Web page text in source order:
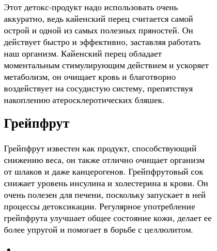
Этот детокс-продукт надо использовать очень
аккуратно, ведь кайенский перец считается самой
острой и одной из самых полезных пряностей. Он
действует быстро и эффективно, заставляя работать
наш организм. Кайенский перец обладает
моментальным стимулирующим действием и ускоряет
метаболизм, он очищает кровь и благотворно
воздействует на сосудистую систему, препятствуя
накоплению атеросклеротических бляшек.
Грейпфрут
Грейпфрут известен как продукт, способствующий
снижению веса, он также отлично очищает организм
от шлаков и даже канцерогенов. Грейпфрутовый сок
снижает уровень инсулина и холестерина в крови. Он
очень полезен для печени, поскольку запускает в ней
процессы детоксикации. Регулярное употребление
грейпфрута улучшает общее состояние кожи, делает ее
более упругой и помогает в борьбе с целлюлитом.